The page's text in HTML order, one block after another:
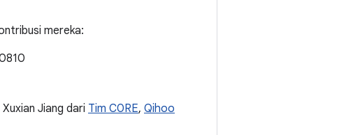
mereka:
Xuxian Jiang dari Tim C0RE, Qihoo